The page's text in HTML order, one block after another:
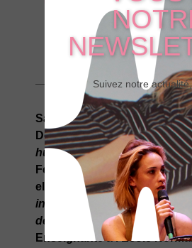
Sa musique est
Dominique Cabrera (Le lait
humaine, Corniche Kennedy
Ferran (
Lady Chatterley,
elle a aussi collaboré avec
invités de mon père
), Marc
des hommes) ou Marion
Enseignante à l’Ecole
Suivez notre